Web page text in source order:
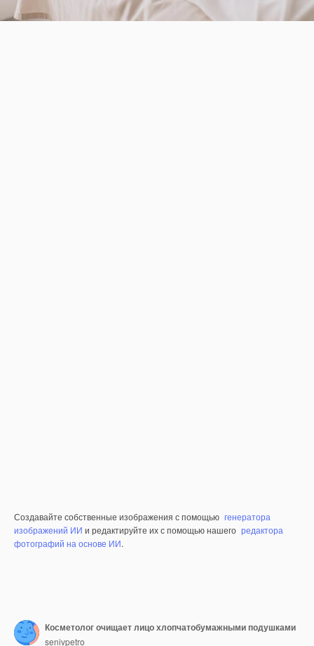
Создавайте собственные изображения с помощью генератора
изображений ИИ и редактируйте их с помощью нашего редактора
фотографий на основе ИИ.
Косметолог очищает лицо хлопчатобумажными подушками
senivpetro